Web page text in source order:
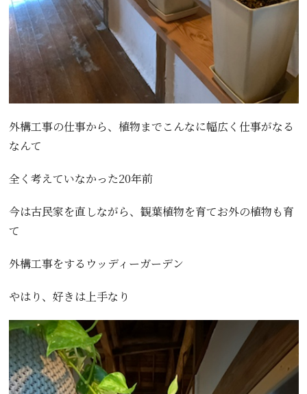
外構工事の仕事から、植物までこんなに幅広く仕事がなる
なんて
全く考えていなかった20年前
今は古民家を直しながら、観葉植物を育てお外の植物も育
て
外構工事をするウッディーガーデン
やはり、好きは上手なり